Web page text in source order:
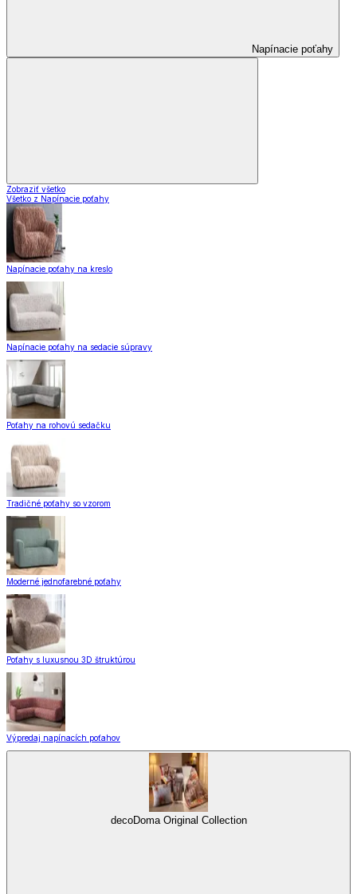
Napínacie poťahy
Zobraziť všetko
Všetko z Napínacie poťahy
Napínacie poťahy na kreslo
Napínacie poťahy na sedacie súpravy
Poťahy na rohovú sedačku
Tradičné poťahy so vzorom
Moderné jednofarebné poťahy
Poťahy s luxusnou 3D štruktúrou
Výpredaj napínacích poťahov
decoDoma Original Collection